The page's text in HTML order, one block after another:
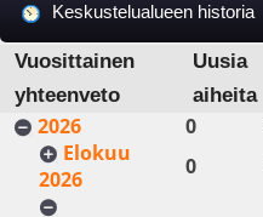
Keskustelualueen historia
Vuosittainen
yhteenveto
Uusia
aiheita
2026 0
Elokuu
2026
0